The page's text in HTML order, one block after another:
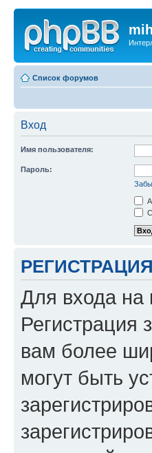
Список форумов
Вход
Имя пользователя:
Пароль:
РЕГИСТРАЦИЯ
Для входа на
Регистрация
вам более
могут быть